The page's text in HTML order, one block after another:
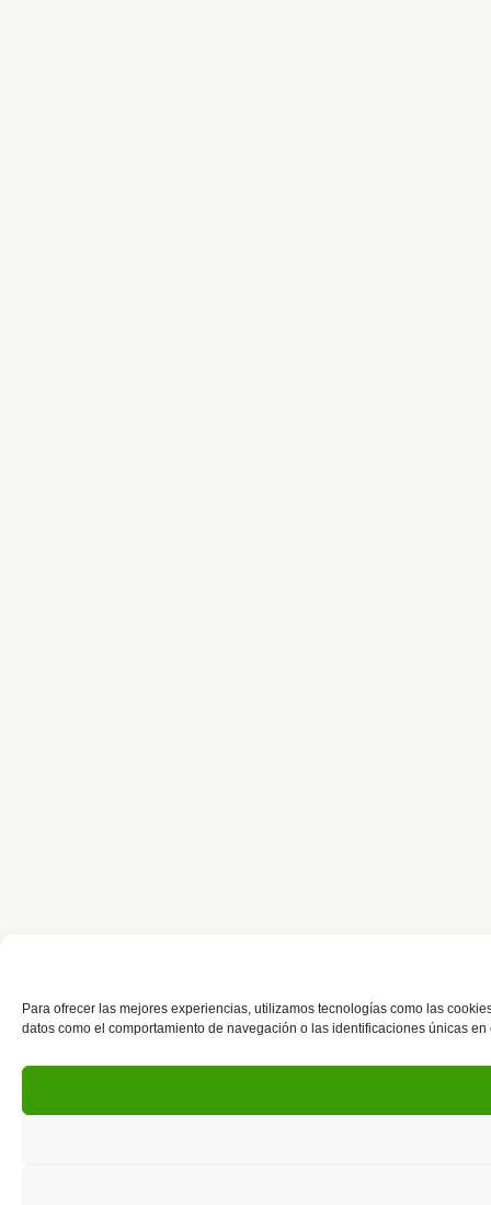
Para ofrecer las mejores experiencias, utilizamos tecnologías como las
datos como el comportamiento de navegación o las identificaciones únicas